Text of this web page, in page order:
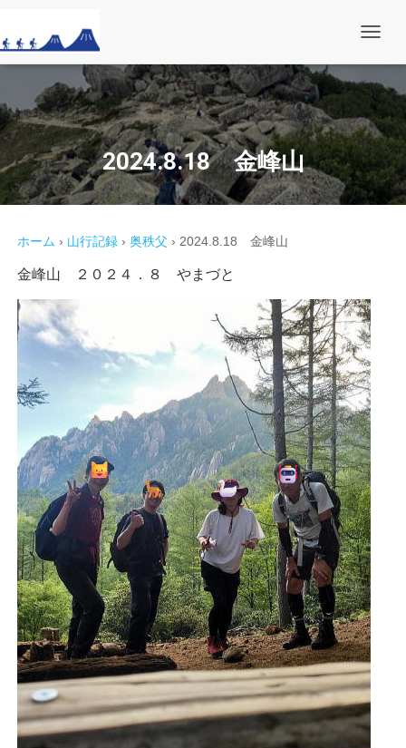
シ
ョ
ン
切
り
替
2024.8.18 金峰山
ホーム › 山行記録 › 奥秩父 › 2024.8.18 金峰山
金峰山 ２０２４．８ やまづと